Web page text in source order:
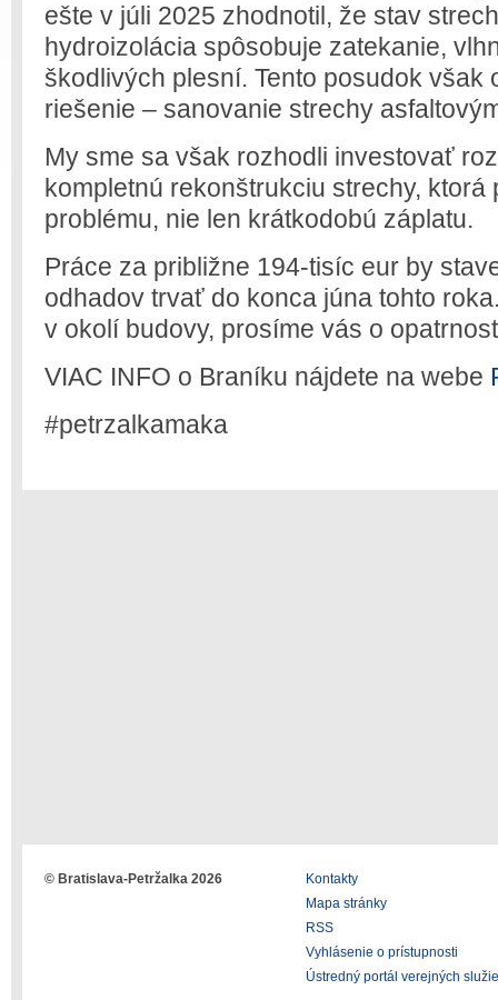
ešte v júli 2025 zhodnotil, že stav
hydroizolácia spôsobuje zatekanie,
škodlivých plesní. Tento posudok však
riešenie – sanovanie strechy
My sme sa však rozhodli investovať
kompletnú rekonštrukciu strechy, ktorá
problému, nie len krátkodobú záplatu.
Práce za približne 194-tisíc eur by
odhadov trvať do konca júna tohto
v okolí budovy, prosíme vás o
VIAC INFO o Braníku nájdete na webe
#petrzalkamaka
© Bratislava-Petržalka 2026
Kontakty
Mapa stránky
RSS
Vyhlásenie o prístupnosti
Ústredný portál verejných